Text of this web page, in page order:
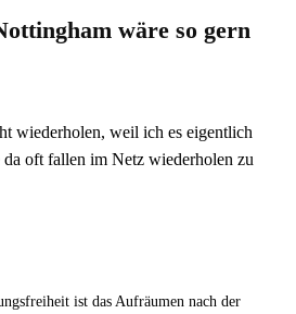
wäre so gern
wiederholen, weil ich es eigentlich
da oft fallen im Netz wiederholen zu
ist das Aufräumen nach der